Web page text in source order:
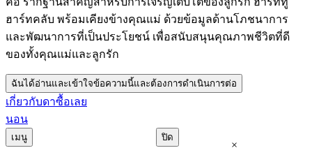
ฮาร์ทคลับ พร้อมเคียงข้างคุณแม่ ด้วยข้อมูลด้านโภชนาการ
และพัฒนาการที่เป็นประโยชน์ เพื่อสนับสนุนคุณภาพชีวิตที่ดี
ของทั้งคุณแม่และลูกรัก
ฉันได้อ่านและเข้าใจข้อความนี้และต้องการดำเนินการต่อ
เกี่ยวกับดา
นอน
ซื้อเลย
เมนู ปิด
×